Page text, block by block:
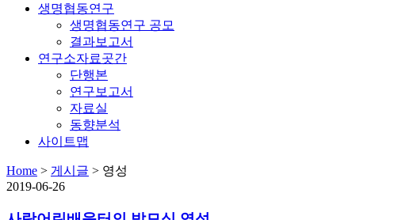
생명협동연구
생명협동연구 공모
결과보고서
연구소자료곳간
단행본
연구보고서
자료실
동향분석
사이트맵
Home > 게시글 > 영성
2019-06-26